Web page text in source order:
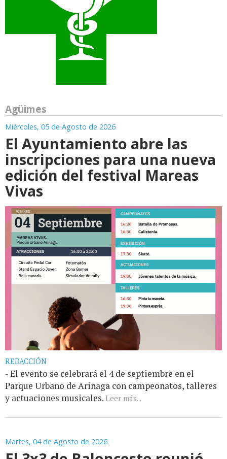
Agüimes
Miércoles, 05 de Agosto de 2026
El Ayuntamiento abre las
inscripciones para una nueva
edición del festival Mareas
Vivas
REDACCIÓN
- El evento se celebrará el 4 de septiembre en el
Parque Urbano de Arinaga con campeonatos, talleres
y actuaciones musicales. Leer más...
Martes, 04 de Agosto de 2026